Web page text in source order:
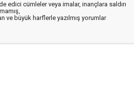
edici cümleler veya imalar, inançlara saldırı
ve büyük harflerle yazılmış yorumlar